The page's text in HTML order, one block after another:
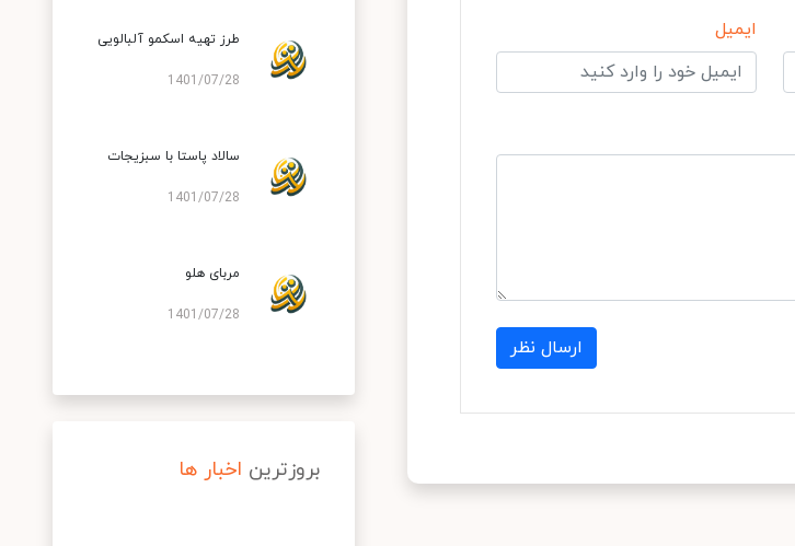
ایمیل
ارسال نظر
طرز تهیه اسکمو آلبالویی
1401/07/28
سالاد پاستا با سبزیجات
1401/07/28
مربای هلو
1401/07/28
بروزترین اخبار ها